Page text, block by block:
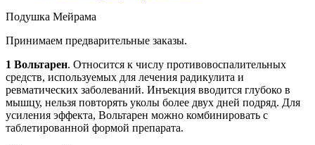
Подушка Мейрама
Принимаем предварительные заказы.
1 Вольтарен. Относится к числу противовоспалительных
средств, используемых для лечения радикулита и
ревматических заболеваний. Инъекция вводится глубоко в
мышцу, нельзя повторять уколы более двух дней подряд. Для
усиления эффекта, Вольтарен можно комбинировать с
таблетированной формой препарата.